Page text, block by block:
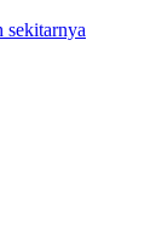
sekitarnya